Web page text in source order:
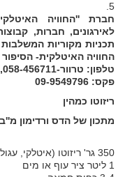
5.
חברת ''החוויה
לאירגונים, חברות,
תכניות מקוריות
החוויה האיטלקית-
טלפון: טרוור-058-456711, מירב-053-580324
פקס: 09-9549796
ריזוטו כמהין
מתכון של הדס ורדימון
350 גר' ריזוטו (איטלקי, עגול )
1 ליטר ציר עוף או מים